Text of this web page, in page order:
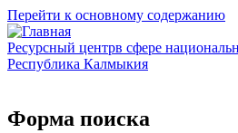
Перейти к основному содержанию
Ресурсный центрв сфере
Республика Калмыкия
Форма поиска